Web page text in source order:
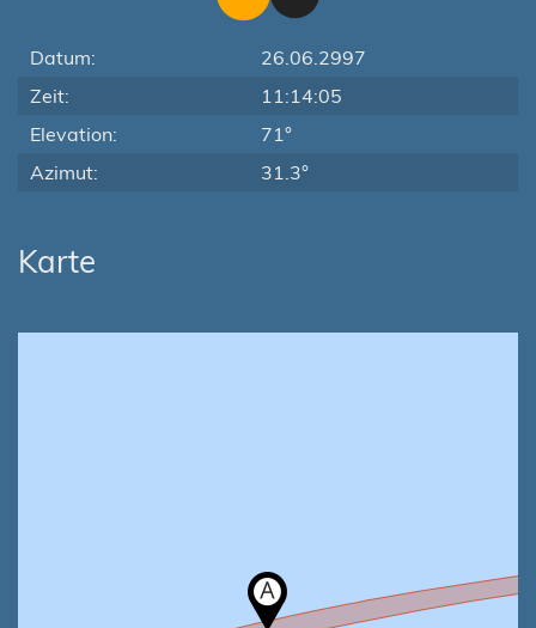
Datum:
26.06.2997
Zeit:
11:14:05
Elevation:
71°
Azimut:
31.3°
Karte